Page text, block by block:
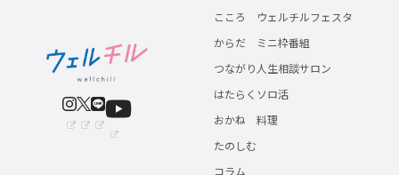
こころ
からだ
つながり
はたらく
おかね
たのしむ
コラム
ウェルチルフェスタ
ミニ枠番組
人生相談サロン
ソロ活
料理